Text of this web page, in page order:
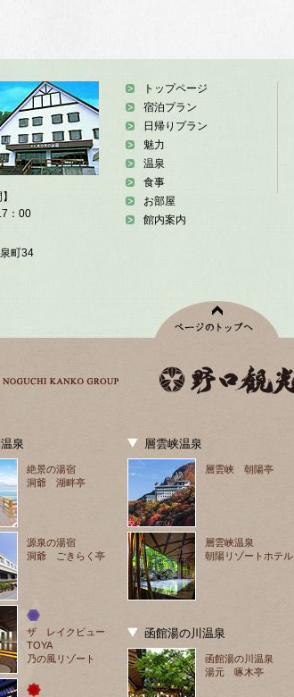
：00
町34
トップページ
宿泊プラン
日帰りプラン
魅力
温泉
食事
お部屋
館内案内
泉
絶景の湯宿
洞爺 湖畔亭
源泉の湯宿
洞爺 ごきらく亭
ザ　レイクビュー
TOYA
乃の風リゾート
層雲峡温泉
層雲峡 朝陽亭
層雲峡温泉
朝陽リゾートホテル
函館湯の川温泉
函館湯の川温泉
湯元 啄木亭